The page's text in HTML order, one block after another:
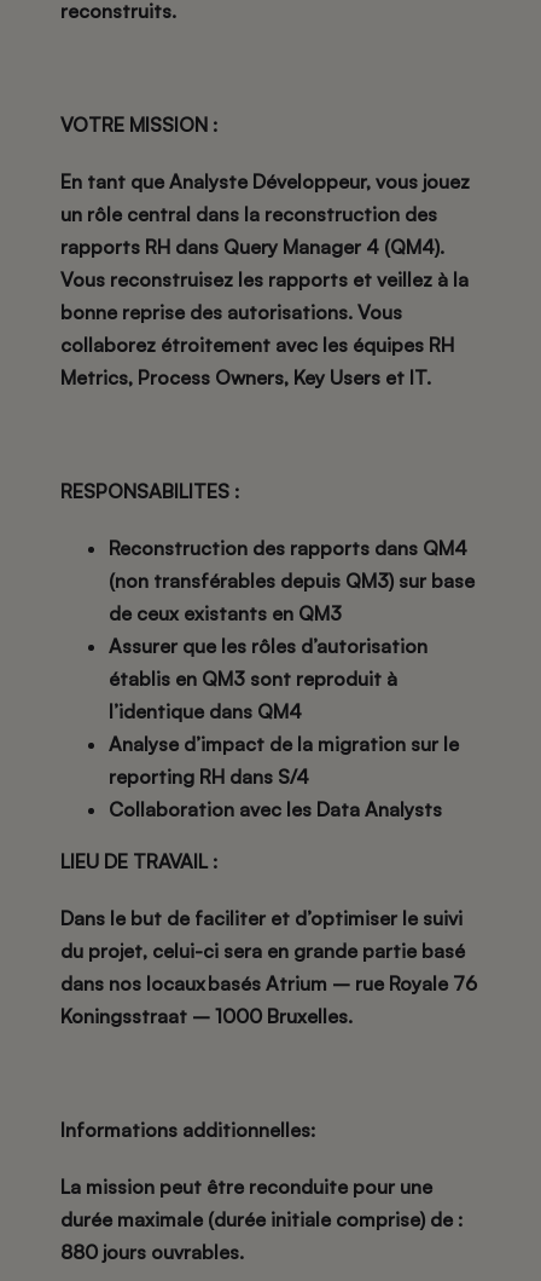
reconstruits.
VOTRE MISSION :
En tant que Analyste Développeur, vous jouez
un rôle central dans la reconstruction des
rapports RH dans Query Manager 4 (QM4).
Vous reconstruisez les rapports et veillez à la
bonne reprise des autorisations. Vous
collaborez étroitement avec les équipes RH
Metrics, Process Owners, Key Users et IT.
RESPONSABILITES :
Reconstruction des rapports dans QM4
(non transférables depuis QM3) sur base
de ceux existants en QM3
Assurer que les rôles d’autorisation
établis en QM3 sont reproduit à
l’identique dans QM4
Analyse d’impact de la migration sur le
reporting RH dans S/4
Collaboration avec les Data Analysts
LIEU DE TRAVAIL :
Dans le but de faciliter et d’optimiser le suivi
du projet, celui-ci sera en grande partie basé
dans nos locaux basés Atrium – rue Royale 76
Koningsstraat – 1000 Bruxelles.
Informations additionnelles:
La mission peut être reconduite pour une
durée maximale (durée initiale comprise) de :
880 jours ouvrables.